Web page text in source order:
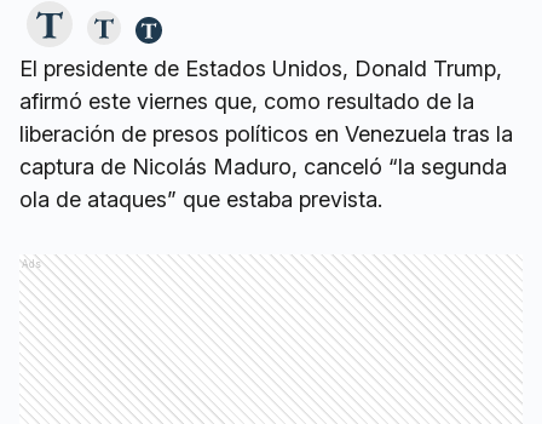
El presidente de Estados Unidos, Donald Trump,
afirmó este viernes que, como resultado de la
liberación de presos políticos en Venezuela tras la
captura de Nicolás Maduro, canceló “la segunda
ola de ataques” que estaba prevista.
Ads